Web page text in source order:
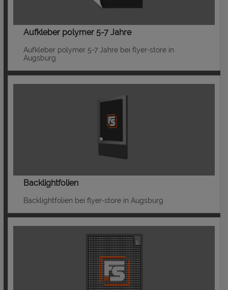
Aufkleber polymer 5-7 Jahre
Aufkleber polymer 5-7 Jahre bei flyer-store in
Augsburg
Backlightfolien
Backlightfolien bei flyer-store in Augsburg